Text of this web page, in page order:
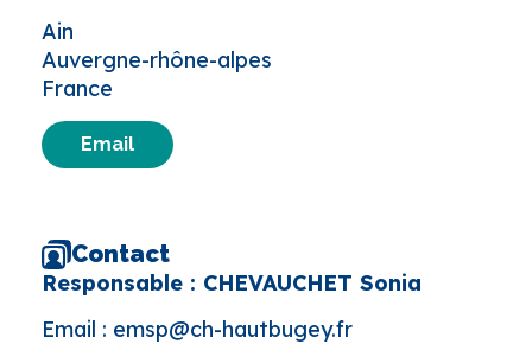
Ain
Auvergne-rhône-alpes
France
Email
Contact
Responsable : CHEVAUCHET Sonia
Email : emsp@ch-hautbugey.fr